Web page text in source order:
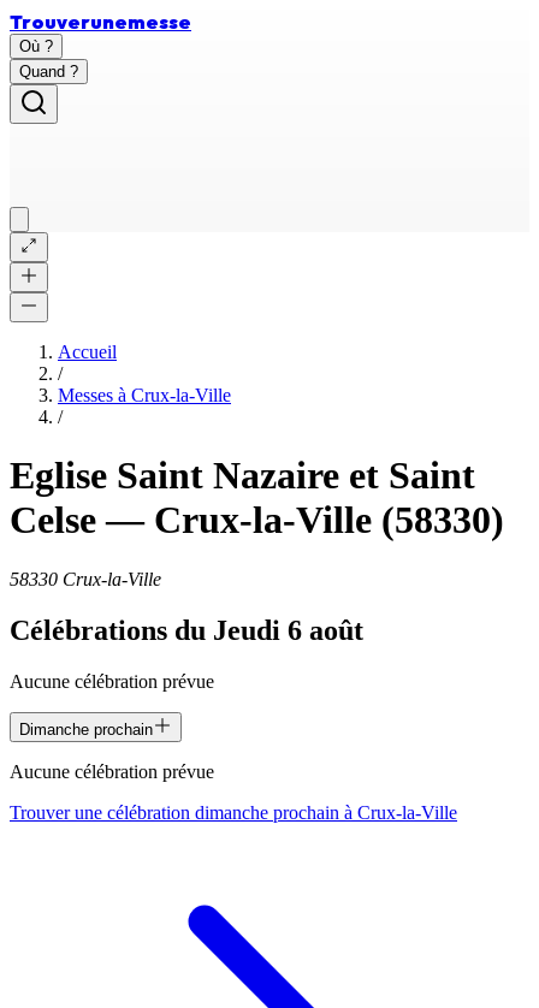
Trouverunemesse
Où ?
Quand ?
Accueil
/
Messes à Crux-la-Ville
/
Eglise Saint Nazaire et Saint
Celse— Crux-la-Ville (58330)
58330 Crux-la-Ville
Célébrations du Jeudi 6 août
Aucune célébration prévue
Dimanche prochain
Aucune célébration prévue
Trouver une célébration dimanche prochain à Crux-la-Ville